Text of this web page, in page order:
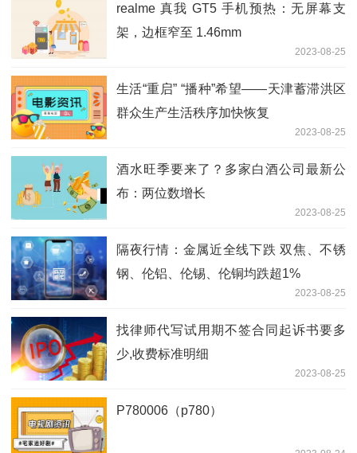
realme 真我 GT5 手机预热：无屏幕支
架，边框窄至 1.46mm
2023-08-25
生活“重启” “播种”希望——天津蓄滞洪区
群众生产生活秩序加快恢复
2023-08-25
酒水旺季要来了？多家白酒公司最新公
布：两位数增长
2023-08-25
隔夜行情：金属近全线下跌 双焦、不锈
钢、伦铝、伦锡、伦铜均跌超1%
2023-08-25
找律师代写试用期不签合同起诉书要多
少,收费标准明细
2023-08-25
P780006（p780）